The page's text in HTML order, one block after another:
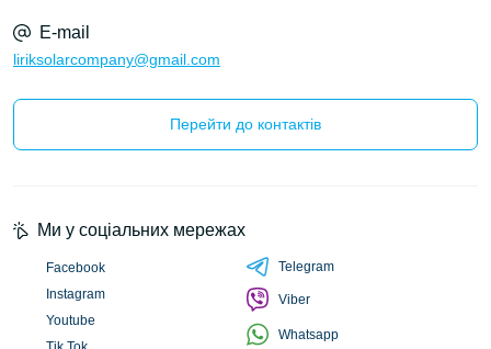
E-mail
liriksolarcompany@gmail.com
Перейти до контактів
Ми у соціальних мережах
Facebook
Instagram
Youtube
Telegram
Viber
Whatsapp